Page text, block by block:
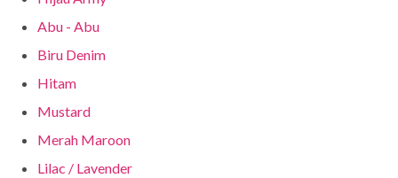
Abu - Abu
Biru Denim
Hitam
Mustard
Merah Maroon
Lilac / Lavender